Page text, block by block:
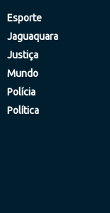
Esporte
Jaguaquara
Justiça
Mundo
Polícia
Política